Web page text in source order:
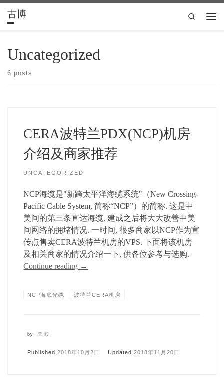
Skip to content
古博
Search
Uncategorized
6 posts
CERA波特兰PDX(NCP)机房
介绍及商家推荐
UNCATEGORIZED
NCP海缆是"新跨太平洋海缆系统"（New Crossing-
Pacific Cable System, 简称“NCP”）的简称. 这是中
美间的第三条直达海缆, 建成之后将大大改善中美
间网络的拥堵情况. 一时间, 很多商家以NCP作为宣
传点售卖CERA波特兰机房的VPS. 下面将该机房
及相关商家的情况介绍一下, 供各位参考与选购.
Continue reading →
NCP海底光缆 波特兰CERA机房
by 天毅
Published2018年10月2日 Updated2018年11月20日